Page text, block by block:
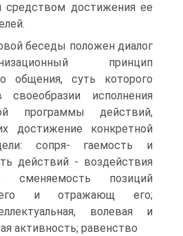
средством достижения ее
беседы положен диалог
принцип
общения, суть которого
своеобразии исполнения
программы действий,
достижение конкретной
сопря- гаемость и
действий - воздействия
сменяемость позиций
и отражающ его;
волевая и
активность; равенство